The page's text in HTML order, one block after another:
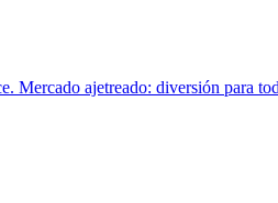
Mercado ajetreado: diversión para